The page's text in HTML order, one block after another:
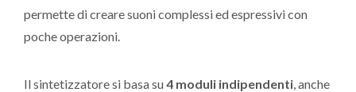
permette di creare suoni complessi ed espressivi con
poche operazioni.
Il sintetizzatore si basa su4 moduli indipendenti , anche